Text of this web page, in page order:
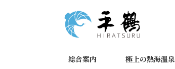
総合案内 極上の熱海温泉